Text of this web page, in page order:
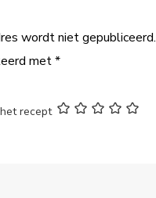
wordt niet gepubliceerd.
met*
recept